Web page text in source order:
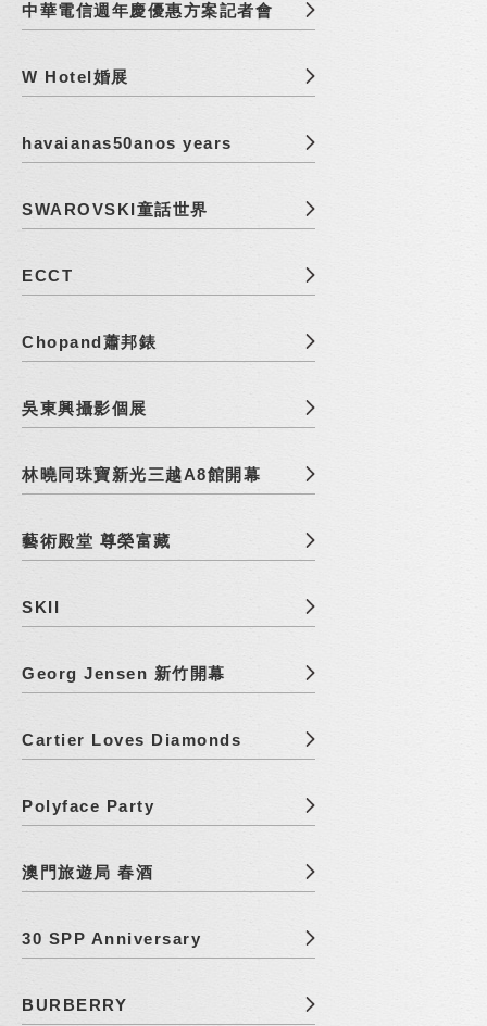
中華電信週年慶優惠方案記者會
W Hotel婚展
havaianas50anos years
SWAROVSKI童話世界
ECCT
Chopand蕭邦錶
吳東興攝影個展
林曉同珠寶新光三越A8館開幕
藝術殿堂 尊榮富藏
SKII
Georg Jensen 新竹開幕
Cartier Loves Diamonds
Polyface Party
澳門旅遊局 春酒
30 SPP Anniversary
BURBERRY